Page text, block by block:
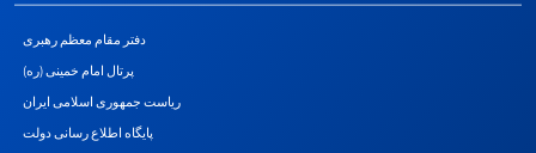
دفتر مقام معظم رهبری
پرتال امام خمینی (ره)
ریاست جمهوری اسلامی ایران
پایگاه اطلاع رسانی دولت